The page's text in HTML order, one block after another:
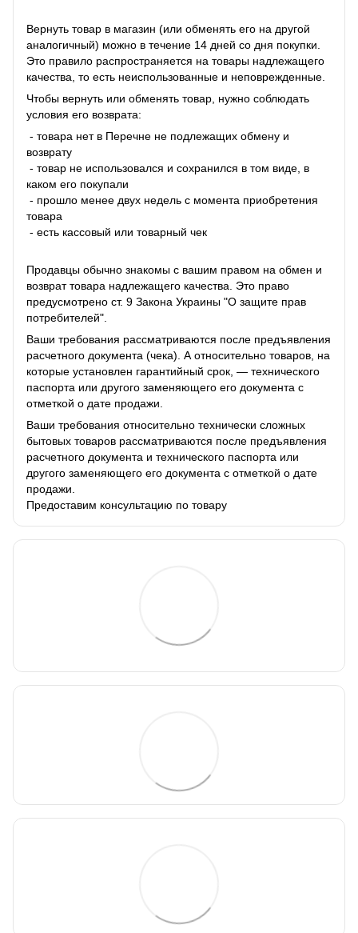
Вернуть товар в магазин (или обменять его на другой
аналогичный) можно в течение 14 дней со дня покупки.
Это правило распространяется на товары надлежащего
качества, то есть неиспользованные и неповрежденные.
Чтобы вернуть или обменять товар, нужно соблюдать
условия его возврата:
- товара нет в Перечне не подлежащих обмену и
возврату
- товар не использовался и сохранился в том виде, в
каком его покупали
- прошло менее двух недель с момента приобретения
товара
- есть кассовый или товарный чек
Продавцы обычно знакомы с вашим правом на обмен и
возврат товара надлежащего качества. Это право
предусмотрено ст. 9 Закона Украины "О защите прав
потребителей".
Ваши требования рассматриваются после предъявления
расчетного документа (чека). А относительно товаров, на
которые установлен гарантийный срок, — технического
паспорта или другого заменяющего его документа с
отметкой о дате продажи.
Ваши требования относительно технически сложных
бытовых товаров рассматриваются после предъявления
расчетного документа и технического паспорта или
другого заменяющего его документа с отметкой о дате
продажи.
Предоставим консультацию по товару